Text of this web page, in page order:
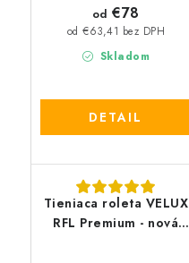
Skladom
od €63,41 bez DPH
od €78
DETAIL
Tieniaca roleta VELUX
RFL Premium - nová